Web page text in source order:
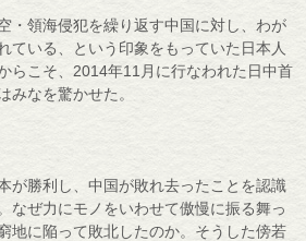
・領海侵犯を繰り返す中国に対し、わが
ている、という印象をもっていた日本人
らこそ、2014年11月に行なわれた日中首
みなを驚かせた。
が勝利し、中国が敗れ去ったことを認識
なぜ力にモノをいわせて傲慢に振る舞っ
地に陥って敗北したのか。そうした傍若